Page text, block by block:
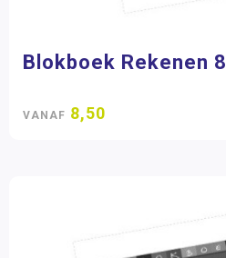
Blokboek Rekenen 8
VANAF 8,50